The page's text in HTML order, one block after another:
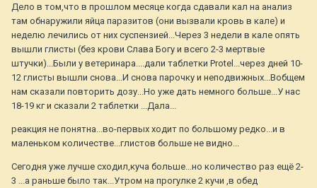
Дело в том,что в прошлом месяце когда сдавали кал на анализ
там обнаружили яйца паразитов (они вызвали кровь в кале) и
неделю лечились от них суспензией...Через 3 недели в кале опять
вышли глисты (без крови Слава Богу и всего 2-3 мертвые
штучки)...Были у ветеринара....дали таблетки Protel...через дней 10-
12 глисты вышли снова...И снова парочку и неподвижных...Вобщем
нам сказали повторить дозу...Но уже дать немного больше...У нас
18-19 кг и сказали 2 таблетки ...Дала...
реакция не понятна...во-первых ходит по большому редко...и в
маленьком количестве...глистов больше не видно...
Сегодня уже лучше сходил,куча больше...но количество раз ещё 2-
3 ...а раньше было так...Утром на прогулке 2 кучи ,в обед